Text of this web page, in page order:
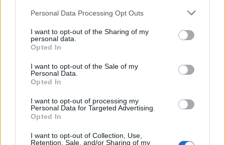
Please note that this website/app uses one or more Google
not limited to your visit or usage behaviour. You may click to
grant or deny consent to Google and its third-party tags to
use your data for below specified purposes in below Google
consent section.
Personal Data Processing Opt Outs
I want to opt-out of the Sharing of my
personal data.
Opted In
I want to opt-out of the Sale of my
Personal Data.
Opted In
I want to opt-out of processing my
Personal Data for Targeted Advertising.
Opted In
I want to opt-out of Collection, Use,
Retention, Sale, and/or Sharing of my
είπαν οι γιατροί: “Μη σας ανησυχεί, είναι κάτι
χημειοθεραπείες και ακτινοβολίες. Μάλιστα, την
ώρα που το διαπίστωσε, που του ήρθαν στο mail
του τα αποτελέσματα της βιοψίας, είχα τη μεγάλη
έκθεση στο Hilton και δεν μου είπε απολύτως
Μόλις τελείωσε η έκθεση και ήρθαμε στο σπίτι μας,
μου το ανακοίνωσε. Είπαμε και οι δύο, ότι θα το